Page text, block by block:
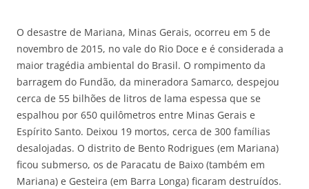
O desastre de Mariana, Minas Gerais, ocorreu em 5 de
novembro de 2015, no vale do Rio Doce e é considerada a
maior tragédia ambiental do Brasil. O rompimento da
barragem do Fundão, da mineradora Samarco, despejou
cerca de 55 bilhões de litros de lama espessa que se
espalhou por 650 quilômetros entre Minas Gerais e
Espírito Santo. Deixou 19 mortos, cerca de 300 famílias
desalojadas. O distrito de Bento Rodrigues (em Mariana)
ficou submerso, os de Paracatu de Baixo (também em
Mariana) e Gesteira (em Barra Longa) ficaram destruídos.